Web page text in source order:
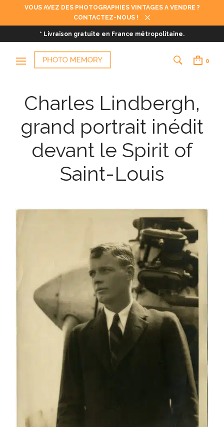
VOUS AVEZ DES PHOTOGRAPHIES VINTAGES A VENDRE ?
CONTACTEZ-NOUS !
* Livraison gratuite en France métropolitaine.
0
Charles Lindbergh,
grand portrait inédit
devant le Spirit of
Saint-Louis